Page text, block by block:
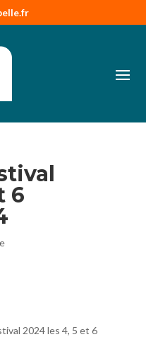
6
2024 les 4, 5 et 6